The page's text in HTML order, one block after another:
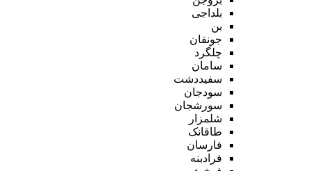
بلداجی
بن
جونقان
چلگرد
سامان
سفیددشت
سودجان
سورشجان
شلمزار
طاقانک
فارسان
فرادبنه